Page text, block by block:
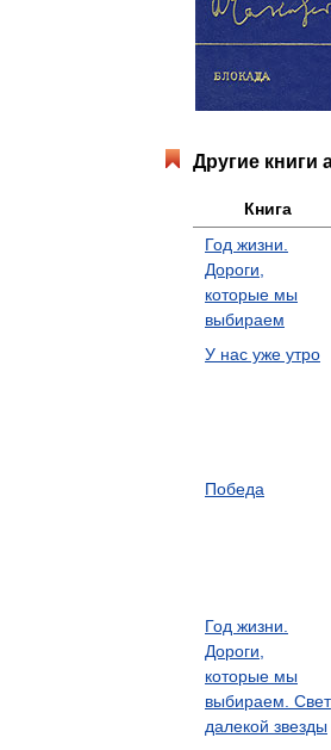
Другие книги
Книга
Год жизни.
Дороги,
которые мы
выбираем
У нас уже утро
Победа
Год жизни.
Дороги,
которые мы
выбираем. Свет
далекой звезды